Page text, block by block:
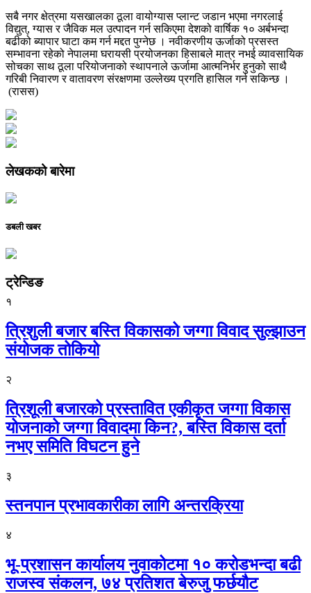
सबै नगर क्षेत्रमा यसखालका ठूला वायोग्यास प्लान्ट जडान भएमा नगरलाई
विद्युत्, ग्यास र जैविक मल उत्पादन गर्न सकिएमा देशको वार्षिक १० अर्बभन्दा
बढीको ब्यापार घाटा कम गर्न मद्दत पुग्नेछ । नवीकरणीय ऊर्जाको प्रसस्त
सम्भावना रहेको नेपालमा घरायसी प्रयोजनका हिसाबले मात्र नभई व्यावसायिक
सोचका साथ ठूला परियोजनाको स्थापनाले ऊर्जामा आत्मनिर्भर हुनुको साथै
गरिबी निवारण र वातावरण संरक्षणमा उल्लेख्य प्रगति हासिल गर्न सकिन्छ ।
(रासस)
लेखकको बारेमा
डबली खबर
ट्रेन्डिङ
१
त्रिशुली बजार बस्ति विकासको जग्गा विवाद सुल्झाउन
संयोजक तोकियो
२
त्रिशूली बजारको प्रस्तावित एकीकृत जग्गा विकास
योजनाको जग्गा विवादमा किन?, बस्ति विकास दर्ता
नभए समिति विघटन हुने
३
स्तनपान प्रभावकारीका लागि अन्तरक्रिया
४
भू-प्रशासन कार्यालय नुवाकोटमा १० करोडभन्दा बढी
राजस्व संकलन, ७४ प्रतिशत बेरुजु फर्छयौट